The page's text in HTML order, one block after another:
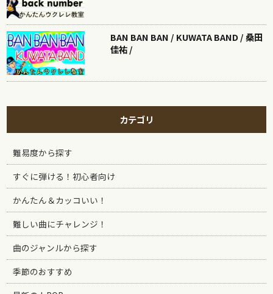
BAN BAN BAN / KUWATA BAND / 桑田
佳祐 /
カテゴリ
難易度から探す
すぐに弾ける！初心者向け
かんたん＆カッコいい！
難しい曲にチャレンジ！
曲のジャンルから探す
季節のおすすめ